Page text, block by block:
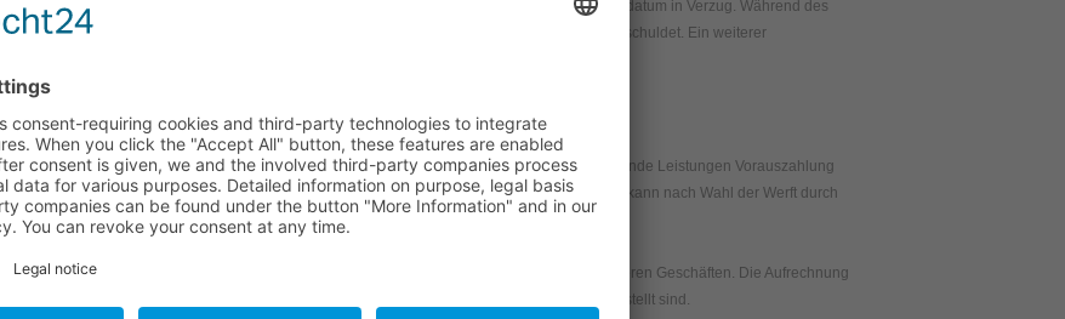
1. Rechnungen sind sofort fällig. Der Auftraggeber kommt spätestens 10 Tage nach Rechnungsdatum in Verzug. Während des
Verzugs sind Zinsen mindestens in Höhe von neun Prozentpunkten über dem Basiszinssatz geschuldet. Ein weiterer
2. Die Werft ist berechtigt, angemessene Vorauszahlungen zu verlangen.
3. Gehen über den Auftraggeber ungünstige Kreditauskünfte ein, so kann die Werft für ausstehende Leistungen Vorauszahlung
verlangen oder nach entsprechender Androhung vom Vertrag zurücktreten. Die Vorauszahlung kann nach Wahl der Werft durch
Sicherheitsleistung ersetzt werden.
4. Der Auftraggeber verzichtet auf die Geltendmachung eines Zurückbehaltungsrechts aus früheren Geschäften. Die Aufrechnung
von Gegenforderungen ist nur insoweit zulässig, als diese unbestritten oder rechtskräftig festgestellt sind.